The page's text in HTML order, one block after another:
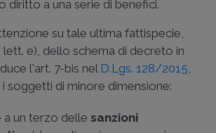
diritto a una serie di benefici.
su tale ultima fattispecie,
lett. e), dello schema di decreto in
l'art. 7-bis nel D.Lgs. 128/2015
soggetti di minore dimensione:
a un terzo delle sanzioni